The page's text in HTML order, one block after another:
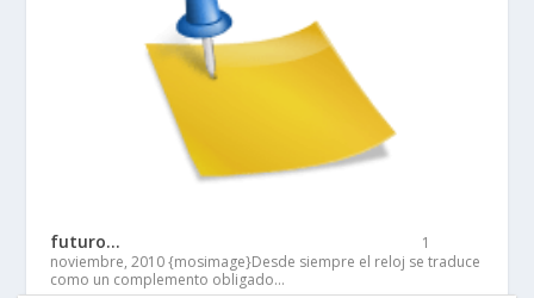
futuro…
1
noviembre, 2010 {mosimage}Desde siempre el reloj se traduce
como un complemento obligado…